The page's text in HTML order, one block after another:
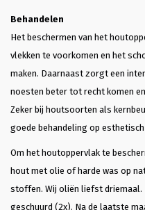
Behandelen
Het beschermen van het
vlekken te voorkomen en het
maken. Daarnaast zorgt een
noesten beter tot recht komen
Zeker bij houtsoorten als
goede behandeling op
Om het houtoppervlak te
hout met olie of harde was op
stoffen. Wij oliën liefst driemaal.
geschuurd (2x). Na de laatste